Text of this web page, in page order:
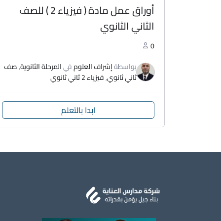
أوراق عمل مادة ( فيزياء 2 ) للصف
الثاني الثانوي
0
بواسطةإشراف العلومفيالمرحلة الثانوية,صف
ثاني ثانوي,فيزياء 2 ثاني ثانوي
ابدا بالتعلم